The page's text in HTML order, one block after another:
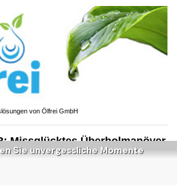
von Ölfrei GmbH
Missglücktes Überholmanöver
und Spitaleinweisung